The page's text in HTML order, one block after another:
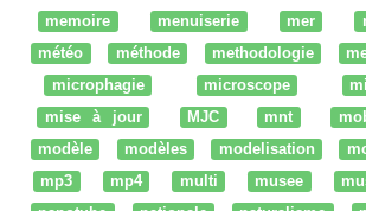
memoire
menuiserie mer
météo
méthode methodologie
microphagie
microscope
mise à jour
MJC mnt
modèle
modèles modelisation
mp3
mp4 multi musee